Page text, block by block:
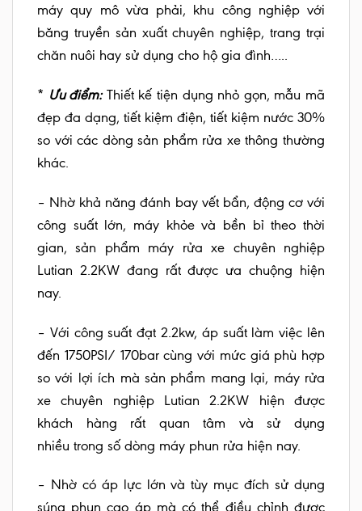
máy quy mô vừa phải, khu công nghiệp với
băng truyền sản xuất chuyên nghiệp, trang trại
chăn nuôi hay sử dụng cho hộ gia đình…..
* Ưu điểm:Thiết kế tiện dụng nhỏ gọn, mẫu mã
đẹp đa dạng, tiết kiệm điện, tiết kiệm nước 30%
so với các dòng sản phẩm rửa xe thông thường
khác.
– Nhờ khả năng đánh bay vết bẩn, động cơ với
công suất lớn, máy khỏe và bền bỉ theo thời
gian, sản phẩm máy rửa xe chuyên nghiệp
Lutian 2.2KW đang rất được ưa chuộng hiện
nay.
– Với công suất đạt 2.2kw, áp suất làm việc lên
đến 1750PSI/ 170bar cùng với mức giá phù hợp
so với lợi ích mà sản phẩm mang lại, máy rửa
xe chuyên nghiệp Lutian 2.2KW hiện được
khách hàng rất quan tâm và sử dụng
nhiều trong số dòng máy phun rửa hiện nay.
– Nhờ có áp lực lớn và tùy mục đích sử dụng
súng phun cao áp mà có thể điều chỉnh được